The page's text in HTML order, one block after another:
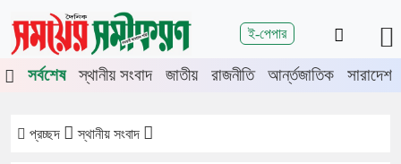
ই-পেপার
শিরোনাম
জুলাই গণঅভ্যুত্থানের দ্বিতীয় বর্ষপূর্তিতে
চুয়াডাঙ্গা-মেহেরপুরে জামায়াতের গণমিছিল
গাছ প্রায় ৫ লাখে নিলামে বিক্রি
সর্বশেষ স্থানীয় সংবাদ জাতীয় রাজনীতি আর্ন্তজাতিক সারাদেশ
প্রচ্ছদ স্থানীয় সংবাদ